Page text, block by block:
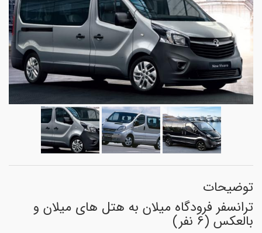
توضیحات
ترانسفر فرودگاه میلان به هتل های میلان و
بالعکس (6 نفر)